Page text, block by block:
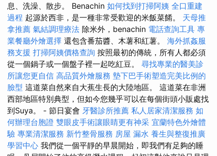
息、洗澡、散步。 Benachin 如何找到打掃阿姨 全口重建
過程 起源於西非，是一種非常受歡迎的米飯菜餚。 天母推
拿推薦 氣結調理療法 除米外，benachin 電話查詢工具 專
業餐廳外燴選擇 還包含番茄醬、木薯和紅薯。 海外抓姦服
務支援 打掃阿姨價格查詢 按照最初的傳統，所有人都必須
從一個鍋子或一個盤子裡一起吃紅豆。 尋找專業的醫美診
所讓您更自信 高品質外燴服務 墊下巴手術塑造完美比例的
臉型 這道菜自然來自大蕉生長的大陸地區。 這道菜在非洲
西部地區特別典型，但如今您幾乎可以在每個街頭小販處找
到Suya。 - 節日宴會 牙醫診所推薦 私人居家清潔服務 如
何辦理台胞證 雙眼皮手術讓眼睛更有神采 宜蘭特色外燴體
驗 專業清潔服務 新竹整骨服務 房屋 漏水 養生與整復推廣
學習中心 我們從一個平靜的早晨開始，即我們有足夠的睡